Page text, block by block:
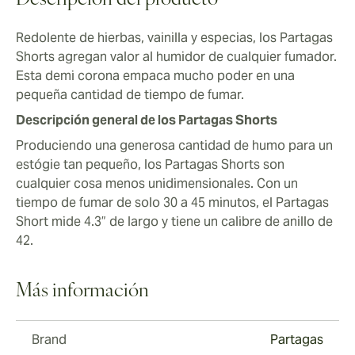
Redolente de hierbas, vainilla y especias, los Partagas
Shorts agregan valor al humidor de cualquier fumador.
Esta demi corona empaca mucho poder en una
pequeña cantidad de tiempo de fumar.
Descripción general de los Partagas Shorts
Produciendo una generosa cantidad de humo para un
estógie tan pequeño, los Partagas Shorts son
cualquier cosa menos unidimensionales. Con un
tiempo de fumar de solo 30 a 45 minutos, el Partagas
Short mide 4.3” de largo y tiene un calibre de anillo de
42.
Más información
Brand Partagas